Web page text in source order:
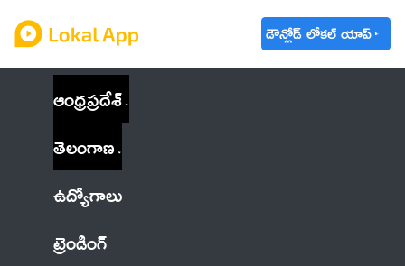
డౌన్లోడ్ లోకల్ యాప్
ఆంధ్రప్రదేశ్
తెలంగాణ
ఉద్యోగాలు
ట్రెండింగ్